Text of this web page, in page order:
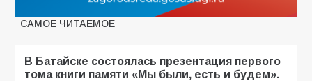
САМОЕ ЧИТАЕМОЕ
В Батайске состоялась презентация первого
тома книги памяти «Мы были, есть и будем».